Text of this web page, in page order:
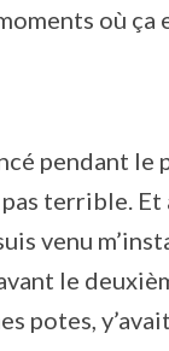
où ça
pendant le
terrible. Et
venu
le
potes,